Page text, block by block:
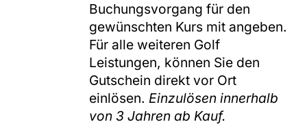
Buchungsvorgang für den
gewünschten Kurs mit angeben.
Für alle weiteren Golf
Leistungen, können Sie den
Gutschein direkt vor Ort
einlösen.Einzulösen innerhalb
von 3 Jahren ab Kauf.